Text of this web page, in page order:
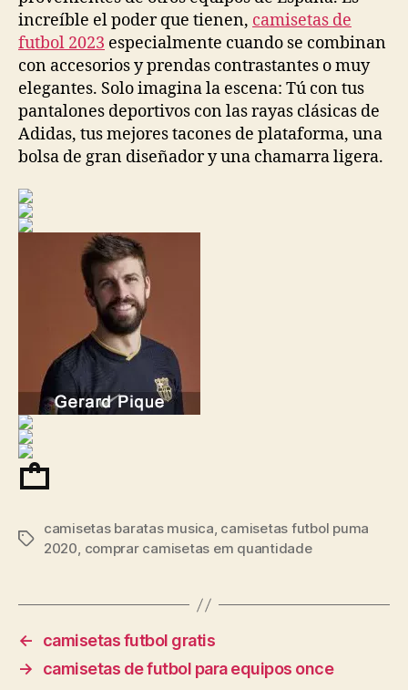
increíble el poder que tienen, camisetas de
futbol 2023 especialmente cuando se combinan
con accesorios y prendas contrastantes o muy
elegantes. Solo imagina la escena: Tú con tus
pantalones deportivos con las rayas clásicas de
Adidas, tus mejores tacones de plataforma, una
bolsa de gran diseñador y una chamarra ligera.
Etiquetas
camisetas baratas musica, camisetas futbol puma
2020, comprar camisetas em quantidade
←
camisetas futbol gratis
→
camisetas de futbol para equipos once